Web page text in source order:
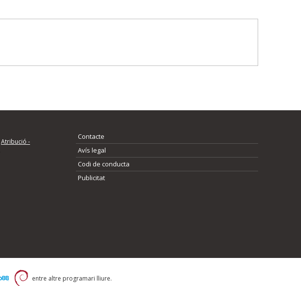
Atribució -
Contacte
Avís legal
Codi de conducta
Publicitat
entre altre programari lliure.